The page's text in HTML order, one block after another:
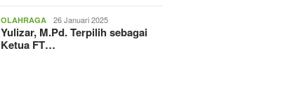
OLAHRAGA 26 Januari 2025
Yulizar, M.Pd. Terpilih sebagai
Ketua FT…